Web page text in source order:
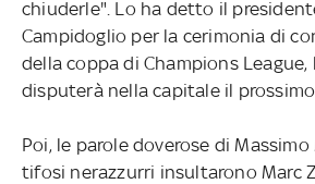
chiuderle". Lo ha detto il
Campidoglio per la cerimonia di
della coppa di Champions League,
disputerà nella capitale il prossimo
Poi, le parole doverose di
tifosi nerazzurri insultarono Marc